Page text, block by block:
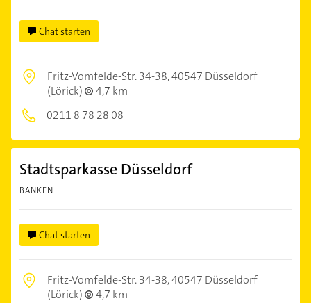
Chat starten
Fritz-Vomfelde-Str. 34-38,40547 Düsseldorf
(Lörick)
4,7 km
0211 8 78 28 08
Stadtsparkasse Düsseldorf
BANKEN
Chat starten
Fritz-Vomfelde-Str. 34-38,40547 Düsseldorf
(Lörick)
4,7 km